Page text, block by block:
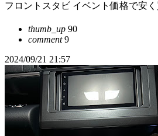
フロントスタビ イベント価格で安
thumb_up 90
comment9
2024/09/21 21:57